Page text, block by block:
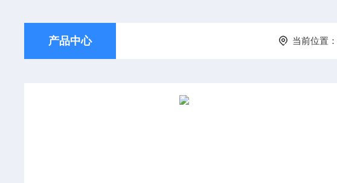
产品中心 当前位置：